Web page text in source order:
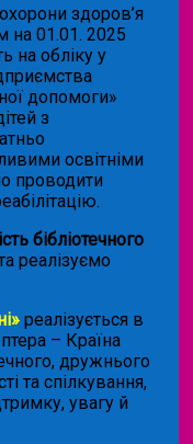
здоров’я
на 01.01. 2025
на обліку у
допомоги»
з
освітніми
проводити
бібліотечного
реалізуємо
реалізується в
– Країна
дружнього
та спілкування,
увагу й